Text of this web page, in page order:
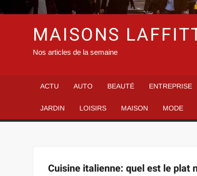
MAISONS
Nos articles de la semaine
ACTU AUTO BEAUTÉ ENTREPRISE
JARDIN LOISIRS MAISON MODE
Cuisine italienne: quel est le plat